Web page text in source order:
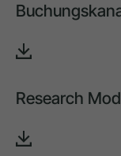
Research